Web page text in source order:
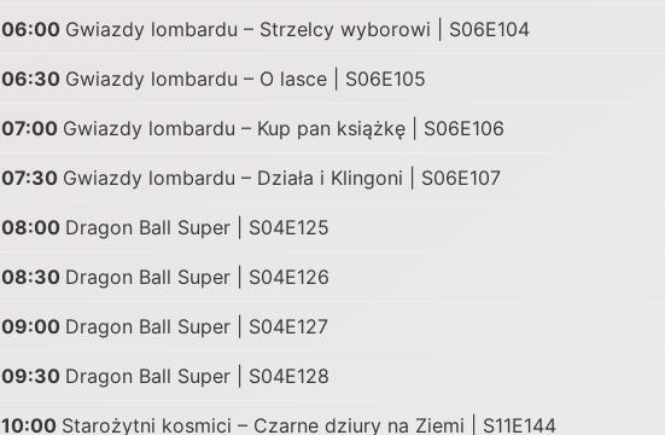
06:00 Gwiazdy lombardu – Strzelcy wyborowi | S06E104
06:30 Gwiazdy lombardu – O lasce | S06E105
07:00 Gwiazdy lombardu – Kup pan książkę | S06E106
07:30 Gwiazdy lombardu – Działa i Klingoni | S06E107
08:00 Dragon Ball Super | S04E125
08:30 Dragon Ball Super | S04E126
09:00 Dragon Ball Super | S04E127
09:30 Dragon Ball Super | S04E128
10:00 Starożytni kosmici – Czarne dziury na Ziemi | S11E144